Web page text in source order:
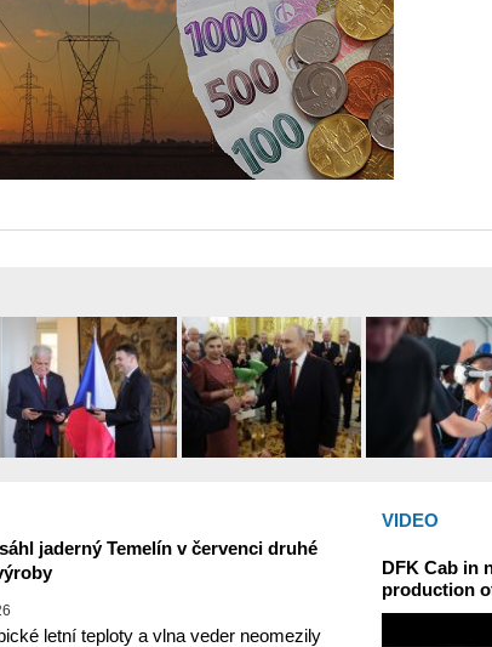
jaderný Temelín v červenci druhé
letní teploty a vlna veder neomezily
VIDEO
DFK Cab in
production